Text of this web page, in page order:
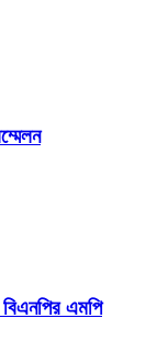
এমপি